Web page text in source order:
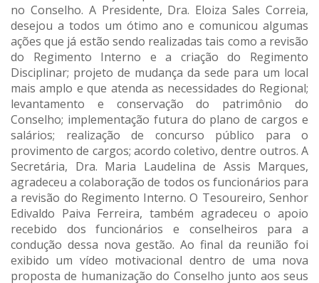
no Conselho. A Presidente, Dra. Eloiza Sales Correia,
desejou a todos um ótimo ano e comunicou algumas
ações que já estão sendo realizadas tais como a revisão
do Regimento Interno e a criação do Regimento
Disciplinar; projeto de mudança da sede para um local
mais amplo e que atenda as necessidades do Regional;
levantamento e conservação do patrimônio do
Conselho; implementação futura do plano de cargos e
salários; realização de concurso público para o
provimento de cargos; acordo coletivo, dentre outros. A
Secretária, Dra. Maria Laudelina de Assis Marques,
agradeceu a colaboração de todos os funcionários para
a revisão do Regimento Interno. O Tesoureiro, Senhor
Edivaldo Paiva Ferreira, também agradeceu o apoio
recebido dos funcionários e conselheiros para a
condução dessa nova gestão. Ao final da reunião foi
exibido um vídeo motivacional dentro de uma nova
proposta de humanização do Conselho junto aos seus